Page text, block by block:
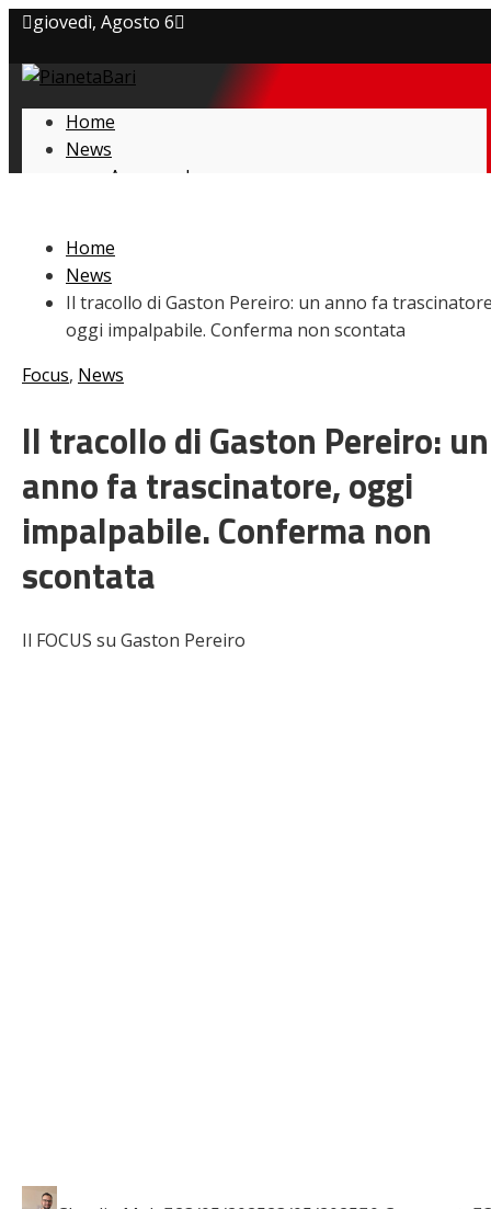
giovedì, Agosto 6
Privacy policy
Cookie Policy
Home
News
Amarcord
Giovanili
Le pagelle
Interviste
Focus
Calciomercato
Home
News
Il tracollo di Gaston Pereiro: un anno fa
oggi impalpabile. Conferma non scontata
Focus, News
Il tracollo di Gaston Pereiro: un
anno fa trascinatore, oggi
impalpabile. Conferma non
scontata
Il FOCUS su Gaston Pereiro